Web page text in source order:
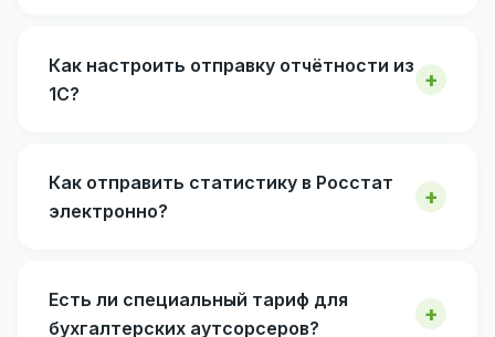
Как настроить отправку отчётности из
1С?
Как отправить статистику в Росстат
электронно?
Есть ли специальный тариф для
бухгалтерских аутсорсеров?